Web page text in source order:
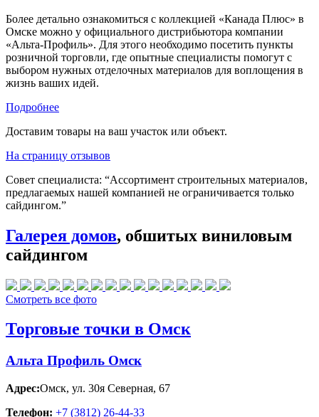
Более детально ознакомиться с коллекцией «Канада Плюс» в
Омске можно у официального дистрибьютора компании
«Альта-Профиль». Для этого необходимо посетить пункты
розничной торговли, где опытные специалисты помогут с
выбором нужных отделочных материалов для воплощения в
жизнь ваших идей.
Подробнее
Доставим товары на ваш участок или объект.
На страницу отзывов
Совет специалиста: “Ассортимент строительных материалов,
предлагаемых нашей компанией не ограничивается только
сайдингом.”
Галерея домов, обшитых виниловым
сайдингом
Смотреть все фото
Торговые точки в Омск
Альта Профиль Омск
Адрес:Омск, ул. 30я Северная, 67
Телефон: +7 (3812) 26‑44-33